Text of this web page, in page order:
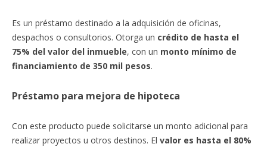
Es un préstamo destinado a la adquisición de oficinas,
despachos o consultorios. Otorga un crédito de hasta el
75% del valor del inmueble, con un monto mínimo de
financiamiento de 350 mil pesos.
Préstamo para mejora de hipoteca
Con este producto puede solicitarse un monto adicional para
realizar proyectos u otros destinos. El valor es hasta el 80%